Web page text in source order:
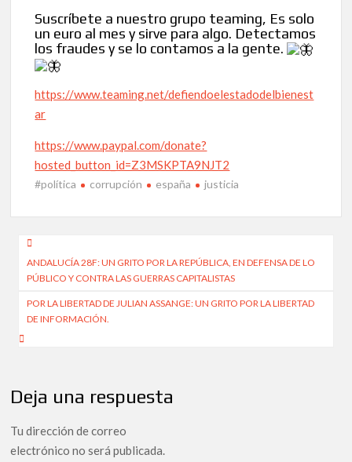
Suscríbete a nuestro grupo teaming, Es solo
un euro al mes y sirve para algo. Detectamos
los fraudes y se lo contamos a la gente.
https://www.teaming.net/defiendoelestadodelbienest
ar
https://www.paypal.com/donate?
hosted_button_id=Z3MSKPTA9NJT2
#política corrupción españa justicia
Navegación
de
entradas
ANDALUCÍA 28F: UN GRITO POR LA REPÚBLICA, EN DEFENSA DE LO
PÚBLICO Y CONTRA LAS GUERRAS CAPITALISTAS
POR LA LIBERTAD DE JULIAN ASSANGE: UN GRITO POR LA LIBERTAD
DE INFORMACIÓN.
Deja una respuesta
Tu dirección de correo
electrónico no será publicada.